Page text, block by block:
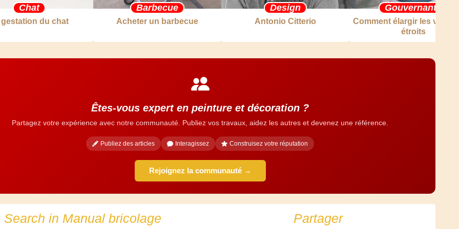
Chat
gestation du chat
Barbecue
Acheter un barbecue
Design
Antonio Citterio
Gouvernante
Comment élargir les
étroits
Êtes-vous expert en peinture et décoration ?
Partagez votre expérience avec notre communauté. Publiez vos travaux, aidez les autres et devenez une référence.
Publiez des articles Interagissez Construisez votre réputation
Rejoignez la communauté →
Search in Manual bricolage Partager